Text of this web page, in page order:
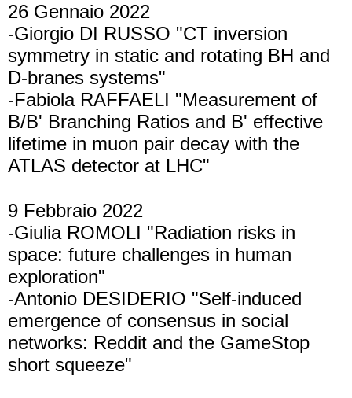
26 Gennaio 2022
-Giorgio DI RUSSO "CT inversion
symmetry in static and rotating BH and
D-branes systems"
-Fabiola RAFFAELI "Measurement of
B/B' Branching Ratios and B' effective
lifetime in muon pair decay with the
ATLAS detector at LHC"
9 Febbraio 2022
-Giulia ROMOLI "Radiation risks in
space: future challenges in human
exploration"
-Antonio DESIDERIO "Self-induced
emergence of consensus in social
networks: Reddit and the GameStop
short squeeze"